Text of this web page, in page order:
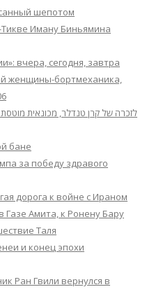
шепотом
Иману Биньямина
вчера, сегодня, завтра
женщины-бортмеханика,
לזכרה של קרן טנדלר, מכונאית מוטסת
бане
за победу здравого
дорога к войне с Ираном
Газе Амита, к Ронену Бару
Таля
и конец эпохи
Ран Гвили вернулся в